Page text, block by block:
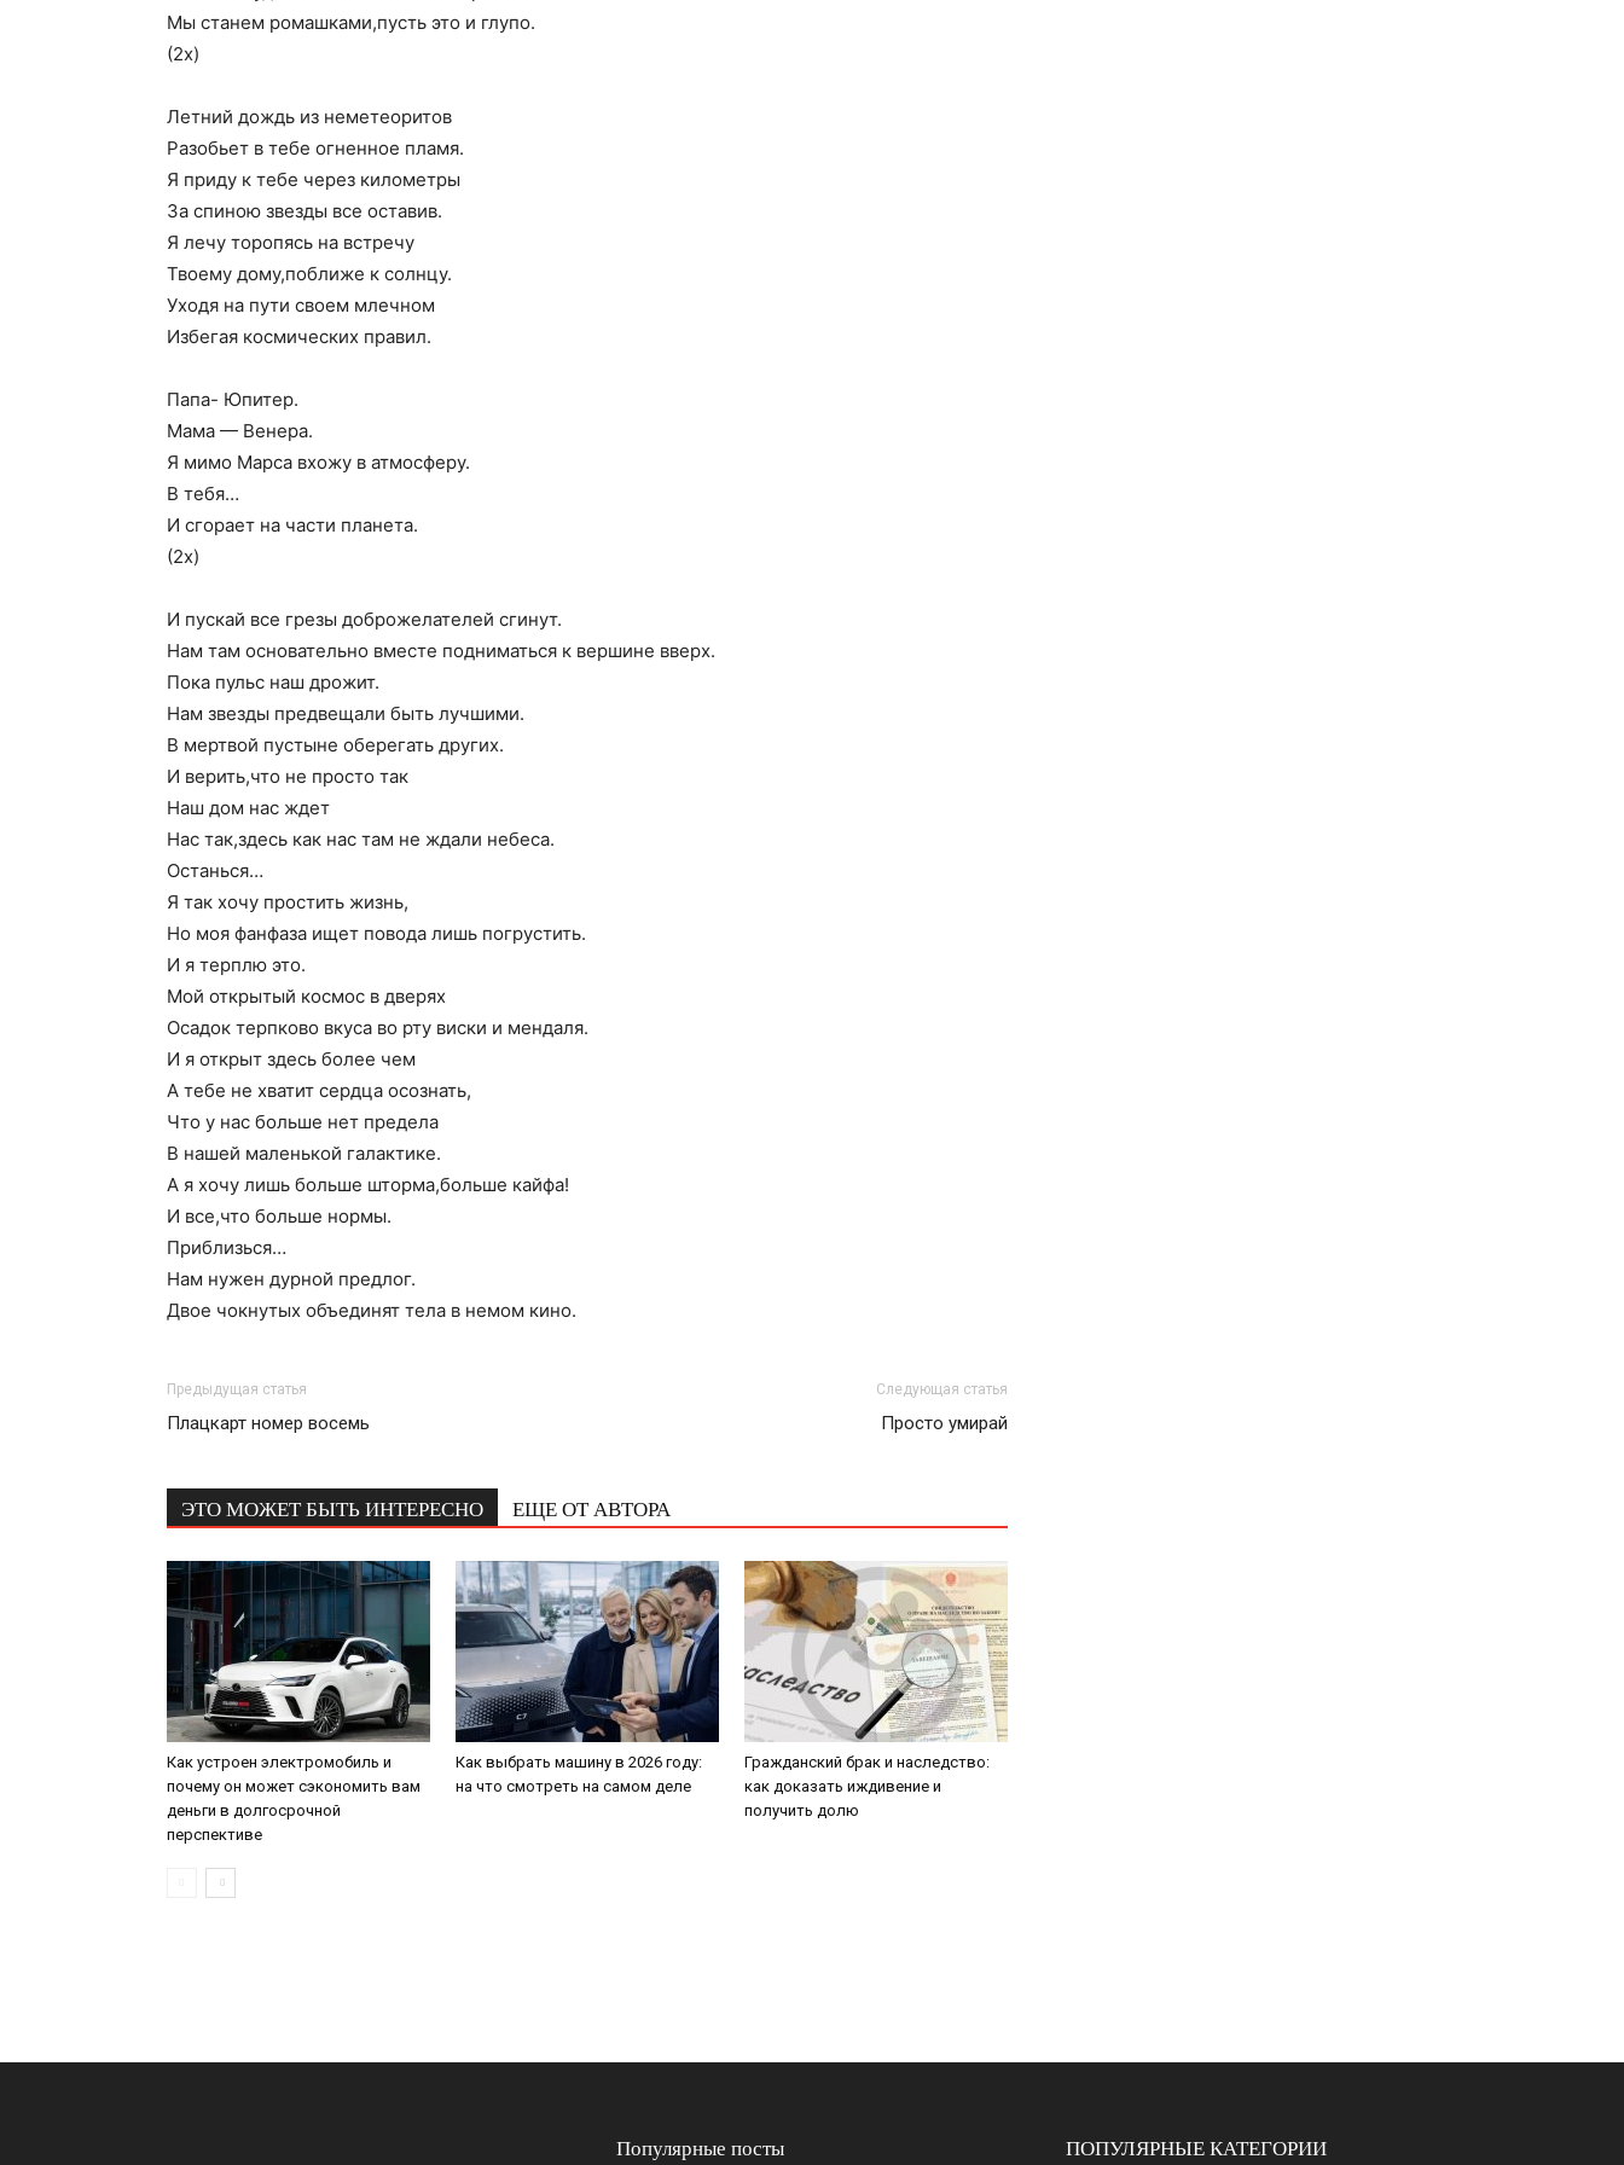
Мы станем ромашками,пусть это и глупо.
(2x)
Летний дождь из неметеоритов
Разобьет в тебе огненное пламя.
Я приду к тебе через километры
За спиною звезды все оставив.
Я лечу торопясь на встречу
Твоему дому,поближе к солнцу.
Уходя на пути своем млечном
Избегая космических правил.
Папа- Юпитер.
Мама — Венера.
Я мимо Марса вхожу в атмосферу.
В тебя…
И сгорает на части планета.
(2x)
И пускай все грезы доброжелателей сгинут.
Нам там основательно вместе подниматься к вершине вверх.
Пока пульс наш дрожит.
Нам звезды предвещали быть лучшими.
В мертвой пустыне оберегать других.
И верить,что не просто так
Наш дом нас ждет
Нас так,здесь как нас там не ждали небеса.
Останься…
Я так хочу простить жизнь,
Но моя фанфаза ищет повода лишь погрустить.
И я терплю это.
Мой открытый космос в дверях
Осадок терпково вкуса во рту виски и мендаля.
И я открыт здесь более чем
А тебе не хватит сердца осознать,
Что у нас больше нет предела
В нашей маленькой галактике.
А я хочу лишь больше шторма,больше кайфа!
И все,что больше нормы.
Приблизься…
Нам нужен дурной предлог.
Двое чокнутых объединят тела в немом кино.
Предыдущая статья
Плацкарт номер восемь
Следующая статья
Просто умирай
ЭТО МОЖЕТ БЫТЬ ИНТЕРЕСНО ЕЩЕ ОТ АВТОРА
Как устроен электромобиль и
почему он может сэкономить вам
деньги в долгосрочной
перспективе
Как выбрать машину в 2026 году:
на что смотреть на самом деле
Гражданский брак и наследство:
как доказать иждивение и
получить долю
Популярные посты ПОПУЛЯРНЫЕ КАТЕГОРИИ